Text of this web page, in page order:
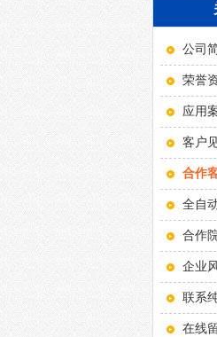
公司
荣誉
应用
客户
合作
全自
合作
企业
联系
在线